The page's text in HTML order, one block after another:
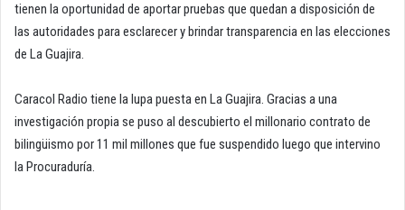
tienen la oportunidad de aportar pruebas que quedan a disposición de
las autoridades para esclarecer y brindar transparencia en las elecciones
de La Guajira.
Caracol Radio tiene la lupa puesta en La Guajira. Gracias a una
investigación propia se puso al descubierto el millonario contrato de
bilingüismo por 11 mil millones que fue suspendido luego que intervino
la Procuraduría.